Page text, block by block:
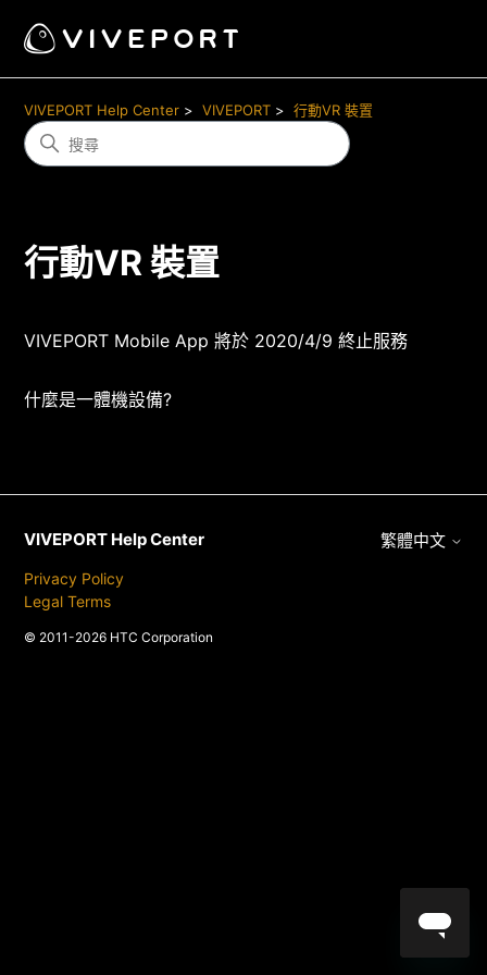
VIVEPORT Help Center VIVEPORT 行動VR 裝置
行動VR 裝置
VIVEPORT Mobile App 將於 2020/4/9 終止服務
什麼是一體機設備?
VIVEPORT Help Center
Privacy Policy
Legal Terms
© 2011-2026 HTC Corporation
繁體中文